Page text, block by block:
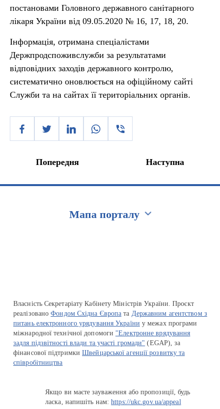
постановами Головного державного санітарного
лікаря України від 09.05.2020 № 16, 17, 18, 20.
Інформація, отримана спеціалістами
Держпродспоживслужби за результатами
відповідних заходів державного контролю,
систематично оновлюється на офіційному сайті
Служби та на сайтах її територіальних органів.
Попередня Наступна
Мапа порталу
Власність Секретаріату Кабінету Міністрів України. Проєкт
реалізованоФондом Східна Європа та Державним агентством з
питань електронного урядування України у межах програми
міжнародної технічної допомоги "Електронне врядування
задля підзвітності влади та участі громади" (EGAP), за
фінансової підтримкиШвейцарської агенції розвитку та
співробітництва
Якщо ви маєте зауваження або пропозиції, будь
ласка, напишіть нам:https://ukc.gov.ua/appeal